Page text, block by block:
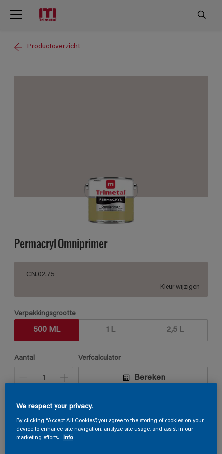
Productoverzicht
Permacryl Omniprimer
CN.02.75
Kleur wijzigen
Verpakkingsgrootte
500 ML 1 L 2,5 L
Aantal Verfcalculator
Bereken
Vind een verkooppunt
We respect your privacy.
By clicking “Accept All Cookies”, you agree to the storing of cookies on your
device to enhance site navigation, analyze site usage, and assist in our
marketing efforts.
Info